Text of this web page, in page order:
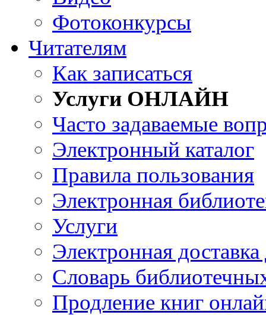
Фотоконкурсы
Читателям
Как записаться
Услуги ОНЛАЙН
Часто задаваемые
Электронный каталог
Правила пользования
Электронная
Услуги
Электронная
Словарь
Продление книг